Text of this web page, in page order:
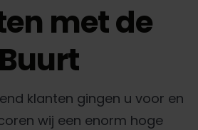
met de
Buurt
klanten gingen u voor en
wij een enorm hoge